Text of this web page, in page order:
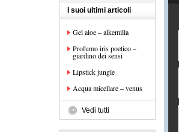
I suoi ultimi articoli
Gel aloe – alkemilla
Profumo iris poetico –
giardino dei sensi
Lipstick jungle
Acqua micellare – venus
Vedi tutti